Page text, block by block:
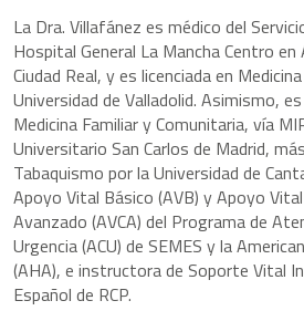
La Dra. Villafánez es médico del
Hospital General La Mancha Centro en
Ciudad Real, y es licenciada en
Universidad de Valladolid. Asimismo,
Medicina Familiar y Comunitaria, vía
Universitario San Carlos de Madrid,
Tabaquismo por la Universidad de
Apoyo Vital Básico (AVB) y Apoyo
Avanzado (AVCA) del Programa de
Urgencia (ACU) de SEMES y la
(AHA), e instructora de Soporte Vital
Español de RCP.